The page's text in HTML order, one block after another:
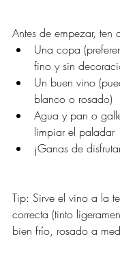
Antes de empezar, ten
Una copa
fino y sin
Un buen vino
blanco o rosado)
Agua y pan o
limpiar el paladar
¡Ganas de
Tip: Sirve el vino a la
correcta (tinto
bien frío, rosado a